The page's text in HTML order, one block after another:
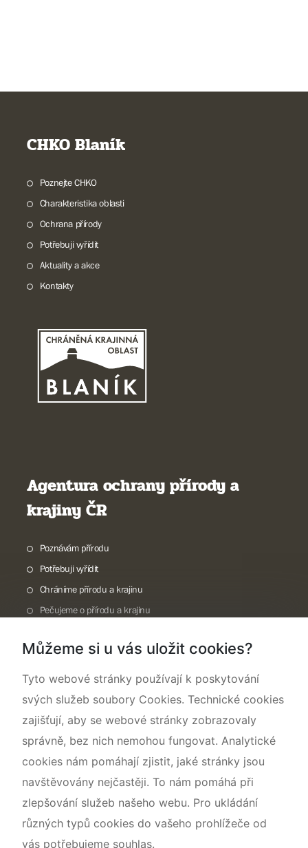
CHKO Blaník
Poznejte CHKO
Charakteristika oblasti
Ochrana přírody
Potřebuji vyřídit
Aktuality a akce
Kontakty
Agentura ochrany přírody a
krajiny ČR
Poznávám přírodu
Potřebuji vyřídit
Chráníme přírodu a krajinu
Pečujeme o přírodu a krajinu
O nás
Můžeme si u vás uložit cookies?
Tyto webové stránky používají k poskytování
svých služeb soubory Cookies. Technické cookies
zajišťují, aby se webové stránky zobrazovaly
správně, bez nich nemohou fungovat. Analytické
cookies nám pomáhají zjistit, jaké stránky jsou
navštěvovány nejčastěji. To nám pomáhá při
zlepšování služeb našeho webu. Pro ukládání
různých typů cookies do vašeho prohlížeče od
vás potřebujeme souhlas.